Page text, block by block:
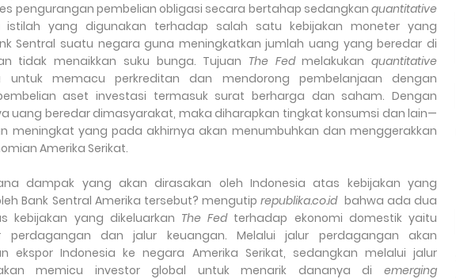
pengurangan pembelian obligasi secara bertahap sedangkan quantitative
istilah yang digunakan terhadap salah satu kebijakan moneter yang
Sentral suatu negara guna meningkatkan jumlah uang yang beredar di
tidak menaikkan suku bunga. Tujuan The Fedmelakukanquantitative
untuk memacu perkreditan dan mendorong pembelanjaan dengan
aset investasi termasuk surat berharga dan saham. Dengan
uang beredar dimasyarakat, maka diharapkan tingkat konsumsi dan lain—
meningkat yang pada akhirnya akan menumbuhkan dan menggerakkan
Amerika Serikat.
dampak yang akan dirasakan oleh Indonesia atas kebijakan yang
Bank Sentral Amerika tersebut? mengutiprepublika.co.idbahwa ada dua
kebijakan yang dikeluarkan The Fedterhadap ekonomi domestik yaitu
perdagangan dan jalur keuangan. Melalui jalur perdagangan akan
ekspor Indonesia ke negara Amerika Serikat, sedangkan melalui jalur
memicu investor global untuk menarik dananya di emerging